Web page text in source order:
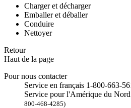
Charger et décharger
Emballer et déballer
Conduire
Nettoyer
Retour
Haut de la page
Pour nous contacter
Service en français 1-800-663-
Service pour l'Amérique du
800-468-4285)